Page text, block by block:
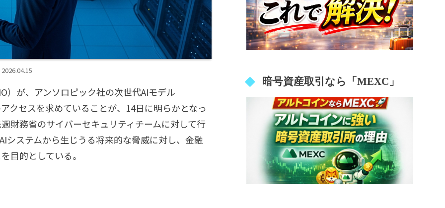
2026.04.15
）が、アンソロピック社の次世代AIモデル
クセスを求めていることが、14日に明らかとなっ
財務省のサイバーセキュリティチームに対して行
システムから生じうる将来的な脅威に対し、金融
目的としている。
暗号資産取引なら「MEXC」